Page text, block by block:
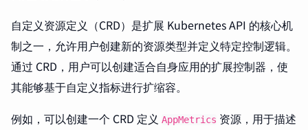
自定义资源定义（CRD）是扩展 Kubernetes API 的核心机
制之一，允许用户创建新的资源类型并定义特定控制逻辑。
通过 CRD，用户可以创建适合自身应用的扩展控制器，使
其能够基于自定义指标进行扩缩容。
例如，可以创建一个 CRD 定义 AppMetrics 资源，用于描述